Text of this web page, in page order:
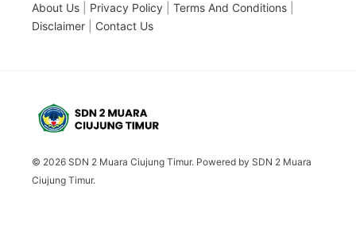
About Us Privacy Policy Terms And Conditions
Disclaimer
Contact Us
© 2026 SDN 2 Muara Ciujung Timur. Powered by SDN 2 Muara
Ciujung Timur.